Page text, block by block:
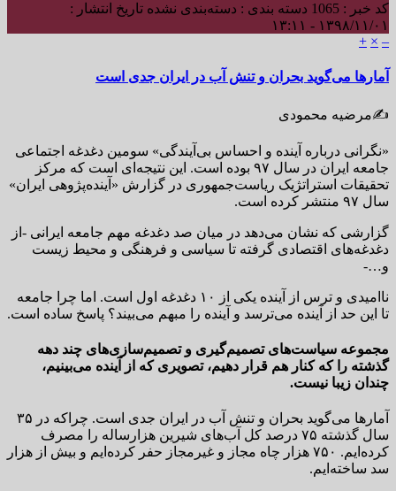
کد خبر : 1065 دسته بندی : دسته‌بندی نشده تاریخ انتشار :
۱۳۹۸/۱۱/۰۱ - ۱۳:۱۱
–
×
+
آمارها می‌گوید بحران و تنش آب در ایران جدی است
✍️مرضیه محمودی
«نگرانی درباره آینده و احساس بی‌آیندگی» سومین دغدغه اجتماعی
جامعه ایران در سال ۹۷ بوده است. این نتیجه‌ای است که مرکز
تحقیقات استراتژیک ریاست‌جمهوری در گزارش «آینده‌پژوهی ایران»
سال ۹۷ منتشر کرده است.
گزارشی که نشان می‌دهد در میان صد دغدغه مهم جامعه ایرانی -از
دغدغه‌های اقتصادی گرفته تا سیاسی و فرهنگی و محیط زیست
و…-
ناامیدی و ترس از آینده یکی از ۱۰ دغدغه اول است. اما چرا جامعه
تا این حد از آینده می‌ترسد و آینده را مبهم می‌بیند؟ پاسخ ساده است.
مجموعه سیاست‌های تصمیم‌گیری و تصمیم‌سازی‌های چند دهه
گذشته را که کنار هم قرار دهیم،‌ تصویری که از آینده می‌بینیم،
چندان زیبا نیست.
آمارها می‌گوید بحران و تنش آب در ایران جدی است. چراکه در ۳۵
سال گذشته ۷۵ درصد کل آب‌های شیرین هزارساله را مصرف
کرده‌ایم. ۷۵۰ هزار چاه مجاز و غیرمجاز حفر کرده‌ایم و بیش از هزار
سد ساخته‌ایم.